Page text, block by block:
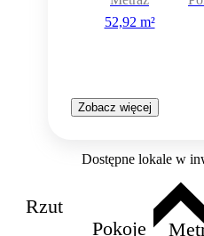
52,92 m²
Zobacz więcej
Dostępne lokale w
Rzut
Pokoje